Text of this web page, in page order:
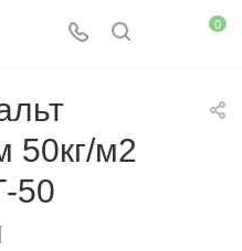
0
50кг/м2
50